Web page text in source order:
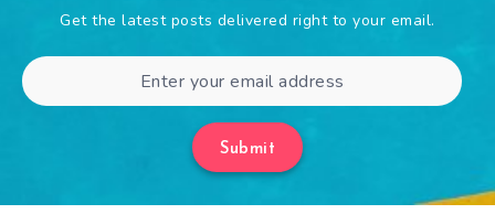
Get the latest posts delivered right to your email.
Submit